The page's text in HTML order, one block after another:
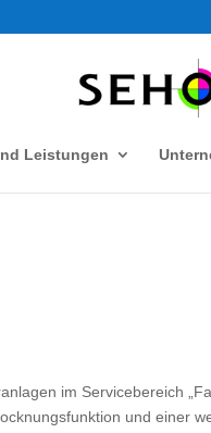
Leistungen
im Servicebereich
und einer